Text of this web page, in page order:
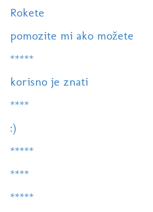
Rokete
pomozite mi ako možete
*****
korisno je znati
****
:)
*****
****
*****